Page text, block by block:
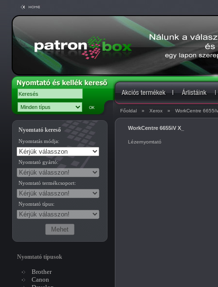
Főoldal » Xerox » WorkCentre
Nyomtató kereső
Nyomtatás módja:
Nyomtató gyártó:
Nyomtató termékcsoport:
Nyomtató típus:
Nyomtató típusok
Brother
Canon
WorkCentre 6655iV X_
Lézernyomtató